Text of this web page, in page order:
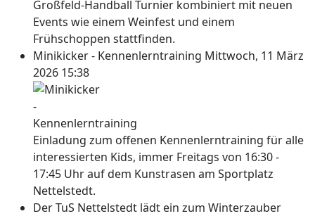
Großfeld-Handball Turnier kombiniert mit neuen
Events wie einem Weinfest und einem
Frühschoppen stattfinden.
Minikicker - Kennenlerntraining Mittwoch, 11 März
2026 15:38
Einladung zum offenen Kennenlerntraining für alle
interessierten Kids, immer Freitags von 16:30 -
17:45 Uhr auf dem Kunstrasen am Sportplatz
Nettelstedt.
Der TuS Nettelstedt lädt ein zum Winterzauber